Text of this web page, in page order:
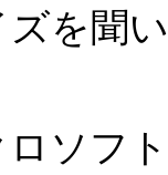
を聞
ソフ